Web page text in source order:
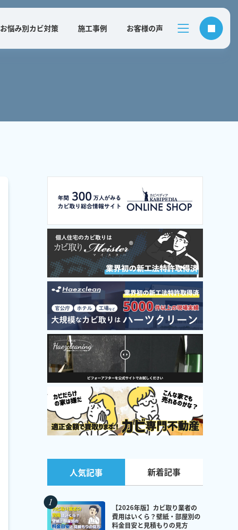
お悩み別カビ対策 施工事例 お客様の声
人気記事 新着記事
【2026年版】カビ取り業者の
費用はいくら？壁紙・部屋別の
料金目安と見積もりの見方